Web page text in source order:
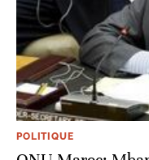
POLITIQUE